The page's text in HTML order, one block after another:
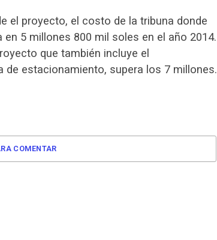
el proyecto, el costo de la tribuna donde
5 millones 800 mil soles en el año 2014.
que también incluye el
estacionamiento, supera los 7 millones.
COMENTAR